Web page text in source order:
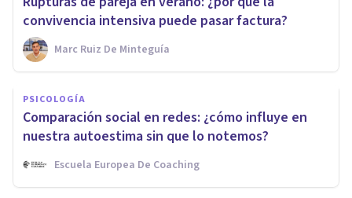
convivencia intensiva puede pasar factura?
Marc Ruiz De Minteguía
PSICOLOGÍA
Comparación social en redes: ¿cómo influye en
nuestra autoestima sin que lo notemos?
Escuela Europea De Coaching